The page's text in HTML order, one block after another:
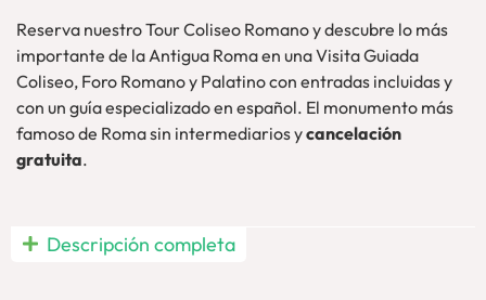
Reserva nuestro Tour Coliseo Romano y descubre lo más
importante de la Antigua Roma en una Visita Guiada
Coliseo, Foro Romano y Palatino con entradas incluidas y
con un guía especializado en español. El monumento más
famoso de Roma sin intermediarios ycancelación
gratuita.
Visita Guiada Coliseo Roma, Foro y Palatino en español a
Descripción completa